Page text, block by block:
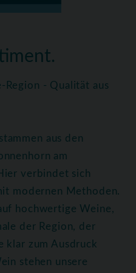
Region - Qualität aus
aus den
am
verbindet sich
modernen Methoden.
hochwertige Weine,
der Region, der
klar zum Ausdruck
stehen unsere